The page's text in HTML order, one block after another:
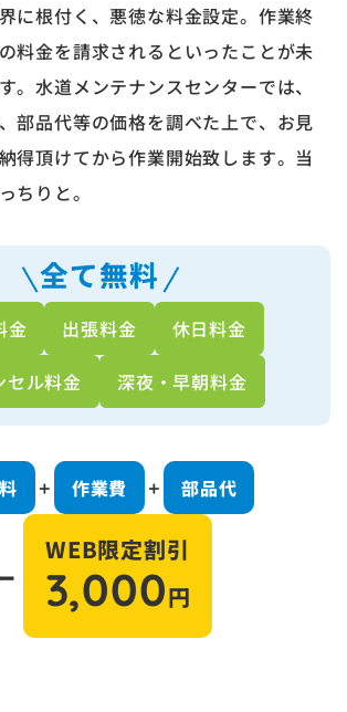
に根付く、悪徳な料金設定。作業終
料金を請求されるといったことが未
。水道メンテナンスセンターでは、
部品代等の価格を調べた上で、お見
得頂けてから作業開始致します。当
ちりと。
金 出張料金
休日料金
セル料金
深夜・早朝料金
全て無料
＋ 作業費 ＋ 部品代
WEB限定割引
3,000円